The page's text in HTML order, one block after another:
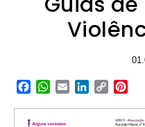
Facebook
WhatsApp
EmailLinkedIn
Copy